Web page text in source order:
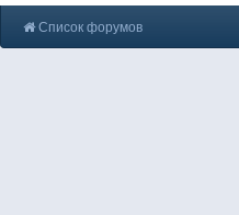
Список форумов